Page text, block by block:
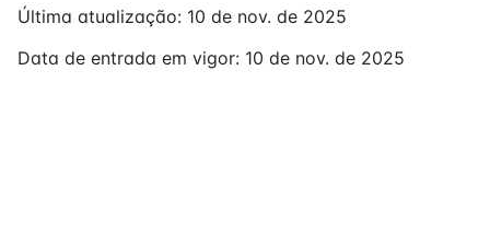
Última atualização: 10 de nov. de 2025
Data de entrada em vigor: 10 de nov. de 2025